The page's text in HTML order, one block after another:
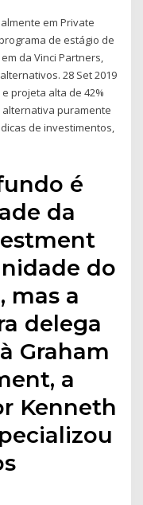
em Private
de estágio de
da Vinci Partners,
28 Set 2019
projeta alta de 42%
alternativa puramente
de investimentos,
é
da
do
mas a
delega
Graham
a
Kenneth